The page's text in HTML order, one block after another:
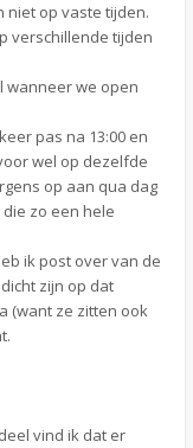
niet op vaste tijden.
verschillende tijden
wanneer we open
pas na 13:00 en
wel op dezelfde
op aan qua dag
zo een hele
ik post over van de
zijn op dat
(want ze zitten ook
vind ik dat er